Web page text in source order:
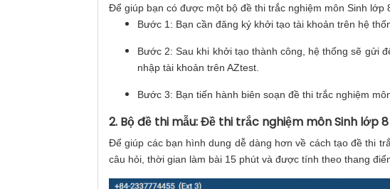
Để giúp bạn có được một bộ đề thi trắc nghiệm môn Sinh
Bước 1: Bạn cần đăng ký khởi tạo tài khoản trên hệ
Bước 2: Sau khi khởi tạo thành công, hệ thống sẽ gửi
nhập tài khoản trên AZtest.
Bước 3: Bạn tiến hành biên soạn đề thi trắc nghiệm
2. Bộ đề thi mẫu: Đề thi trắc nghiệm môn Sinh lớp
Để giúp các bạn hình dung dễ dàng hơn về cách tạo đề thi
câu hỏi, thời gian làm bài 15 phút và được tính theo thang